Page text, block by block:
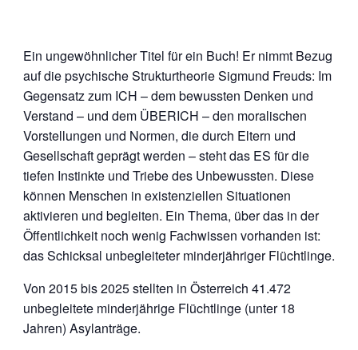
Ein ungewöhnlicher Titel für ein Buch! Er nimmt Bezug
auf die psychische Strukturtheorie Sigmund Freuds: Im
Gegensatz zum ICH – dem bewussten Denken und
Verstand – und dem ÜBERICH – den moralischen
Vorstellungen und Normen, die durch Eltern und
Gesellschaft geprägt werden – steht das ES für die
tiefen Instinkte und Triebe des Unbewussten. Diese
können Menschen in existenziellen Situationen
aktivieren und begleiten. Ein Thema, über das in der
Öffentlichkeit noch wenig Fachwissen vorhanden ist:
das Schicksal unbegleiteter minderjähriger Flüchtlinge.
Von 2015 bis 2025 stellten in Österreich 41.472
unbegleitete minderjährige Flüchtlinge (unter 18
Jahren) Asylanträge.